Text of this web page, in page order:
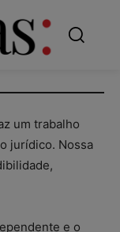
um trabalho
jurídico. Nossa
e o